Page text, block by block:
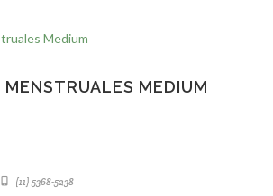
MENSTRUALES MEDIUM
(11) 5368-5238